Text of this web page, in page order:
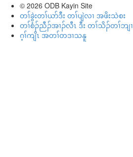
© 2026 ODB Kayin Site
တၢ်ခွဲးတၢ်ယာ်ဒီး တၢ်ပျဲလၢ အဖိးသဲစး
တၢ်စံၣ်ညီၣ်အၢၣ်လီၤ ဒီး တၢ်သိၣ်တၢ်ဘျၢ
ဂ့ၢ်ကျိၤ အတၢ်တဒၢသနူ